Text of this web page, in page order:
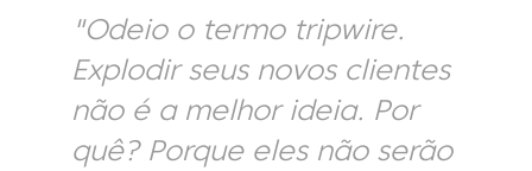
"Odeio o termo tripwire.
Explodir seus novos clientes
não é a melhor ideia. Por
quê? Porque eles não serão